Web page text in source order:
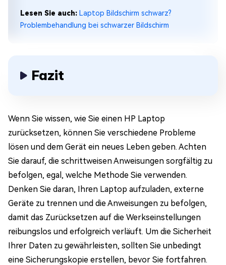
Lesen Sie auch: Laptop Bildschirm schwarz?
Problembehandlung bei schwarzer Bildschirm
Fazit
Wenn Sie wissen, wie Sie einen HP Laptop
zurücksetzen, können Sie verschiedene Probleme
lösen und dem Gerät ein neues Leben geben. Achten
Sie darauf, die schrittweisen Anweisungen sorgfältig zu
befolgen, egal, welche Methode Sie verwenden.
Denken Sie daran, Ihren Laptop aufzuladen, externe
Geräte zu trennen und die Anweisungen zu befolgen,
damit das Zurücksetzen auf die Werkseinstellungen
reibungslos und erfolgreich verläuft. Um die Sicherheit
Ihrer Daten zu gewährleisten, sollten Sie unbedingt
eine Sicherungskopie erstellen, bevor Sie fortfahren.